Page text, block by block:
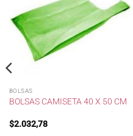
BOLSAS
BOLSAS CAMISETA 40 X 50 CM
$2.032,78